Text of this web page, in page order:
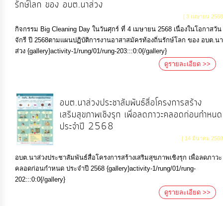
รักษ์โลก ของ อบต.นาส่วง
[ 3 เมษายน
กิจกรรม Big Cleaning Day ในวันศุกร์ ที่ 4 เมษายน 2568 เนื่องในโอกาสวัน
จักรี ปี 2568ตามแผนปฏิบัติการงานอาสาสมัครท้องถิ่นรักษ์โลก ของ อบต.นา
ส่วง {gallery}activity-1/rung/01/rung-203:::0:0{/gallery}
ดูรายละเอียด >>
อบต.นาส่วงประชาสัมพันธ์สื่อโครงการสร้าง
เสริมสุขภาพเชิงรุก เพื่อลดภาวะคลอดก่อนกำหนด
ประจำปี 2568
[ 14 มีนาคม
อบต.นาส่วงประชาสัมพันธ์สื่อโครงการสร้างเสริมสุขภาพเชิงรุก เพื่อลดภาวะ
คลอดก่อนกำหนด ประจำปี 2568 {gallery}activity-1/rung/01/rung-
202:::0:0{/gallery}
ดูรายละเอียด >>